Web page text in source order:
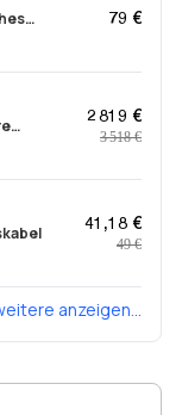
79 €
3 518 €
2 819 €
49 €
41,18 €
anzeigen...